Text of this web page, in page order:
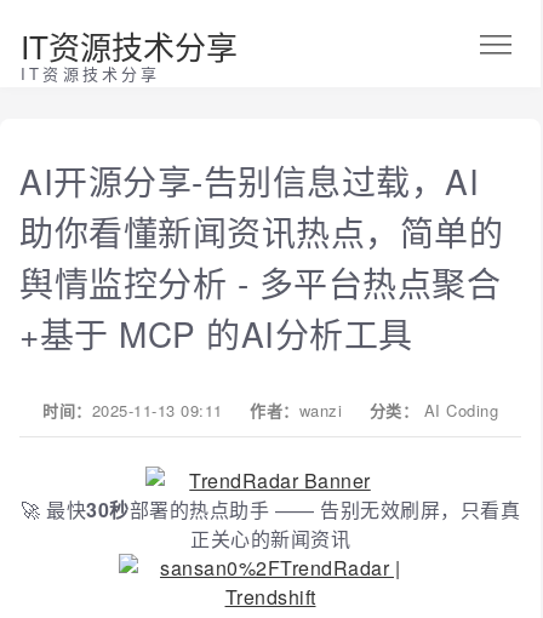
IT资源技术分享
IT资源技术分享
AI开源分享-告别信息过载，AI
助你看懂新闻资讯热点，简单的
舆情监控分析 - 多平台热点聚合
+基于 MCP 的AI分析工具
时间： 2025-11-13 09:11 作者： wanzi 分类： AI Coding
🚀 最快30秒部署的热点助手 —— 告别无效刷屏，只看真
正关心的新闻资讯